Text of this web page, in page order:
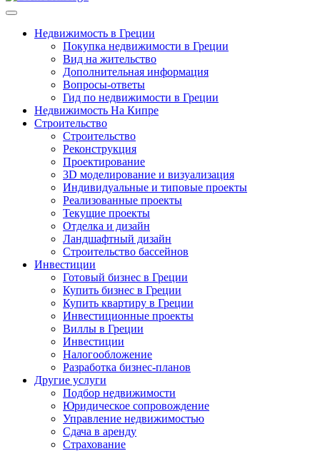
Недвижимость в Греции
Покупка недвижимости в Греции
Вид на жительство
Дополнительная информация
Вопросы-ответы
Гид по недвижимости в Греции
Недвижимость На Кипре
Строительство
Строительство
Реконструкция
Проектирование
3D моделирование и визуализация
Индивидуальные и типовые проекты
Реализованные проекты
Текущие проекты
Отделка и дизайн
Ландшафтный дизайн
Строительство бассейнов
Инвестиции
Готовый бизнес в Греции
Купить бизнес в Греции
Купить квартиру в Греции
Инвестиционные проекты
Виллы в Греции
Инвестиции
Налогообложение
Разработка бизнес-планов
Другие услуги
Подбор недвижимости
Юридическое сопровождение
Управление недвижимостью
Сдача в аренду
Страхование